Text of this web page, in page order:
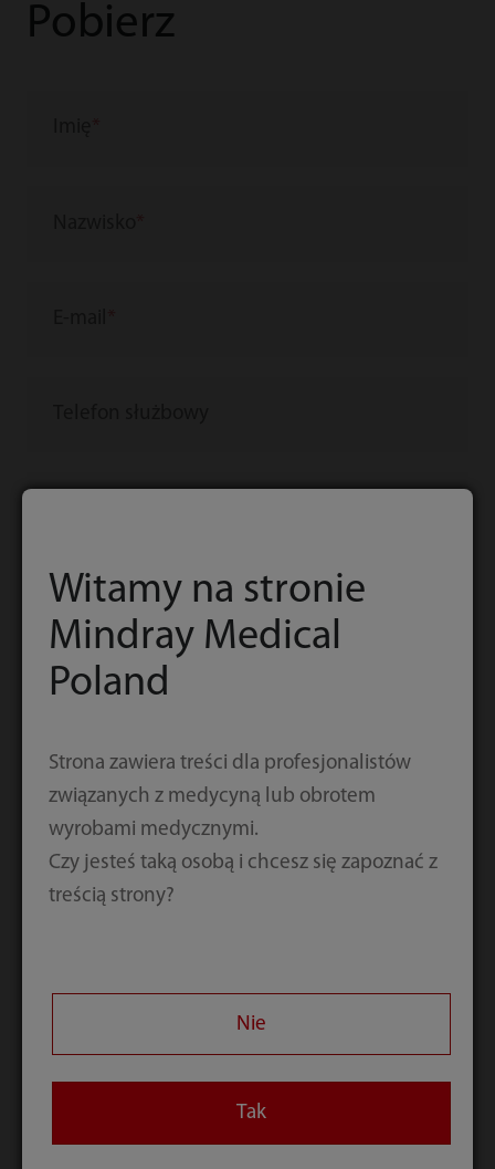
Pobierz
Firma/instytucja
Stanowisko
Stanowisko
Kod weryfikacyjny
zapoznałem/am się i akceptuję
Zgadzam się na subskrypcję newslettera Mindray
Witamy na stronie
Mindray Medical
Poland
Strona zawiera treści dla profesjonalistów
związanych z medycyną lub obrotem
wyrobami medycznymi.
Czy jesteś taką osobą i chcesz się zapoznać z
treścią strony?
Nie
Tak